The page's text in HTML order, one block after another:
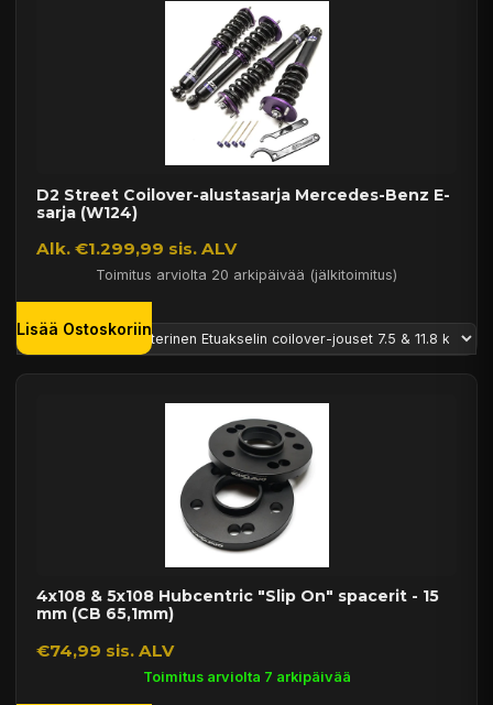
D2 Street Coilover-alustasarja Mercedes-Benz E-
sarja (W124)
Alk. €1.299,99 sis. ALV
Toimitus arviolta 20 arkipäivää (jälkitoimitus)
Lisää Ostoskoriin
4x108 & 5x108 Hubcentric "Slip On" spacerit - 15
mm (CB 65,1mm)
€74,99 sis. ALV
Toimitus arviolta 7 arkipäivää